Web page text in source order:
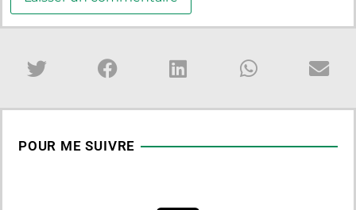
POUR ME SUIVRE